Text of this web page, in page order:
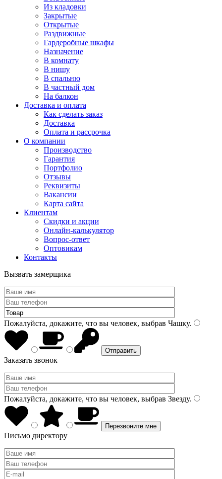
Из кладовки
Закрытые
Открытые
Раздвижные
Гардеробные шкафы
Назначение
В комнату
В нишу
В спальню
В частный дом
На балкон
Доставка и оплата
Как сделать заказ
Доставка
Оплата и рассрочка
О компании
Производство
Гарантия
Портфолио
Отзывы
Реквизиты
Вакансии
Карта сайта
Клиентам
Скидки и акции
Онлайн-калькулятор
Вопрос-ответ
Оптовикам
Контакты
Вызвать замерщика
Пожалуйста, докажите, что вы человек, выбрав Чашку.
Заказать звонок
Пожалуйста, докажите, что вы человек, выбрав Звезду.
Письмо директору